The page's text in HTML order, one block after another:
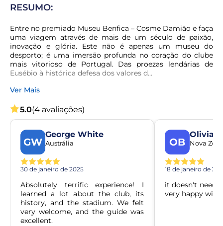
RESUMO:
Entre no premiado Museu Benfica – Cosme Damião e faça
uma viagem através de mais de um século de paixão,
inovação e glória. Este não é apenas um museu do
desporto; é uma imersão profunda no coração do clube
mais vitorioso de Portugal. Das proezas lendárias de
Eusébio à histórica defesa dos valores d...
Ver Mais
5.0(4 avaliações)
GW
George White
Austrália
30 de janeiro de 2025
Absolutely terrific experience! I
learned a lot about the club, its
history, and the stadium. We felt
very welcome, and the guide was
excellent.
OB
Olivia
Nova
18 de janeiro de
it doesn't need
very happy